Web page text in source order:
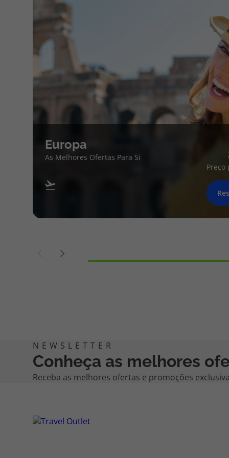
Europa
As Melhores Ofertas Para Si
Preço
Conheça as melhores
Receba as melhores ofertas e promoções